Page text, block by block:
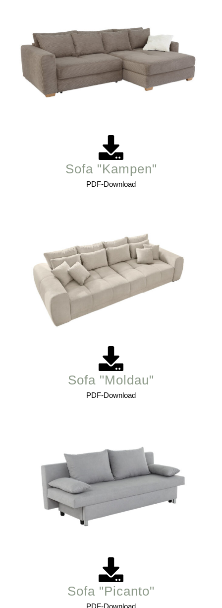
Sofa "Kampen"
PDF-Download
Sofa "Moldau"
PDF-Download
Sofa "Picanto"